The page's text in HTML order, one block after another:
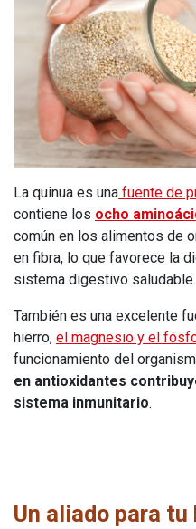
La quinua es una fuente de
contiene los ocho
común en los alimentos de
en fibra, lo que favorece la
sistema digestivo saludable.
También es una excelente
hierro, el magnesio y el
funcionamiento del
en antioxidantes
sistema inmunitario.
Un aliado para